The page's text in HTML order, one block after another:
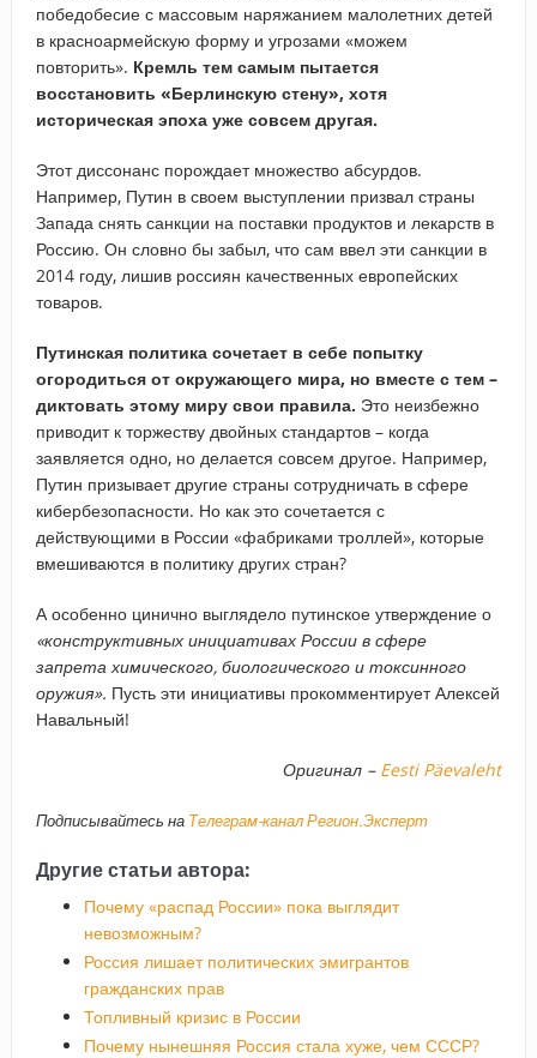
победобесие с массовым наряжанием малолетних детей
в красноармейскую форму и угрозами «можем
повторить». Кремль тем самым пытается
восстановить «Берлинскую стену», хотя
историческая эпоха уже совсем другая.
Этот диссонанс порождает множество абсурдов.
Например, Путин в своем выступлении призвал страны
Запада снять санкции на поставки продуктов и лекарств в
Россию. Он словно бы забыл, что сам ввел эти санкции в
2014 году, лишив россиян качественных европейских
товаров.
Путинская политика сочетает в себе попытку
огородиться от окружающего мира, но вместе с тем –
диктовать этому миру свои правила. Это неизбежно
приводит к торжеству двойных стандартов – когда
заявляется одно, но делается совсем другое. Например,
Путин призывает другие страны сотрудничать в сфере
кибербезопасности. Но как это сочетается с
действующими в России «фабриками троллей», которые
вмешиваются в политику других стран?
А особенно цинично выглядело путинское утверждение о
«конструктивных инициативах России в сфере
запрета химического, биологического и токсинного
оружия». Пусть эти инициативы прокомментирует Алексей
Навальный!
Оригинал – Eesti Päevaleht
Подписывайтесь на Телеграм-канал Регион.Эксперт
Другие статьи автора:
Почему «распад России» пока выглядит
невозможным?
Россия лишает политических эмигрантов
гражданских прав
Топливный кризис в России
Почему нынешняя Россия стала хуже, чем СССР?